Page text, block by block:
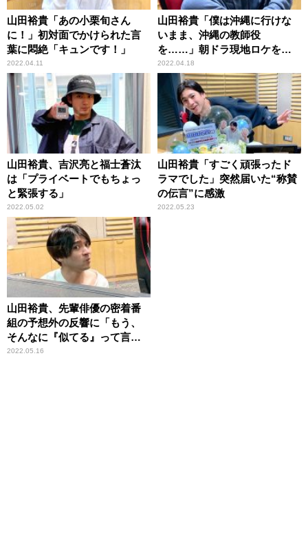
山田裕貴「あの小栗旬さん
に！」初対面でかけられた言
葉に悶絶「キュンです！」
2022.04.11
山田裕貴「僕は沖縄に行けな
いまま、沖縄の教師役
を……」朝ドラ現地ロケを切
望
2022.04.18
山田裕貴、吉沢亮と福士蒼汰
は「プライベートでもちょっ
と緊張する」
2022.05.02
山田裕貴「すごく頑張ったド
ラマでした」突然届いた“称賛
の伝言”に感激
2022.05.23
山田裕貴、先輩俳優の密着番
組の予想外の反響に「もう、
そんなに『似てる』って言わ
れたら……」
2022.05.16